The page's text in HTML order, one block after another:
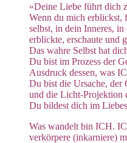
«Deine Liebe führt dich
Wenn du mich erblickst,
selbst, in dein Inneres,
erblickte, erschaute und
Das wahre Selbst hat
Du bist im Prozess der
Ausdruck dessen, was
Du bist die Ursache, der
und die Licht-Projektion
Du bildest dich im
Was wandelt bin ICH.
verkörpere (inkarniere)